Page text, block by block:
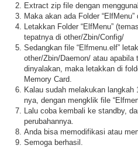
Extract zip file dengan
Maka akan ada Folder
Letakkan Folder “ElfMenu”
tepatnya di other/Zbin/Config/
Sedangkan file “Elfmenu.elf”
other/Zbin/Daemon/ atau
dinyalakan, maka letakkan di
Memory Card.
Kalau sudah melakukan
nya, dengan mengklik file
Lalu coba kembali ke standby,
perubahannya.
Anda bisa memodifikasi atau
Semoga berhasil.